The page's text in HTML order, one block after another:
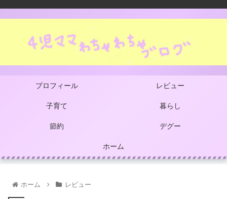
プロフィール レビュー
子育て 暮らし
節約 デグー
ホーム
ホーム レビュー